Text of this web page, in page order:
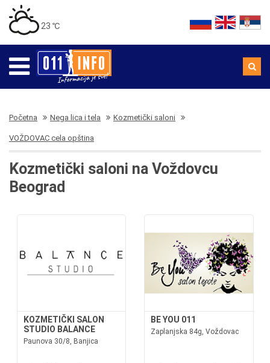
23 ℃
Početna Nega lica i tela Kozmetički saloni
VOŽDOVAC cela opština
Kozmetički saloni na Voždovcu
Beograd
KOZMETIČKI SALON
STUDIO BALANCE
Paunova 30/8, Banjica
BE YOU 011
Zaplanjska 84g, Voždovac